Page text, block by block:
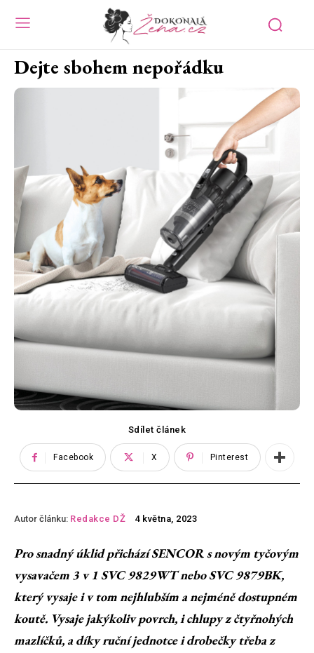
Dejte sbohem nepořádku
Sdílet článek
Facebook X Pinterest
Autor článku: Redakce DŽ 4 května, 2023
Pro snadný úklid přichází SENCOR s novým tyčovým
vysavačem 3 v 1 SVC 9829WT nebo SVC 9879BK,
který vysaje i v tom nejhlubším a nejméně dostupném
koutě. Vysaje jakýkoliv povrch, i chlupy z čtyřnohých
mazlíčků, a díky ruční jednotce i drobečky třeba z